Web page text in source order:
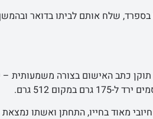
בשל כך שרכש את הסמים בספרד, שלח אותם לביתו
כתב האישום בצורה משמעותית –
512 גרם.
העבירה, עבר מהפך חיובי מאוד בחייו, התחתן ואשתו